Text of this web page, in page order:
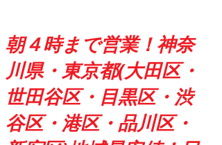
朝４時まで営業！神奈
川県・東京都(大田区・
世田谷区・目黒区・渋
谷区・港区・品川区・